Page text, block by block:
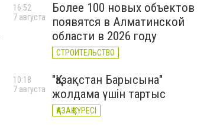
Более 100 новых объектов
появятся в Алматинской
области в 2026 году
СТРОИТЕЛЬСТВО
16:52
7 августа
"Қазақстан Барысына"
жолдама үшін тартыс
ҚАЗАҚ КҮРЕСІ
10:18
7 августа